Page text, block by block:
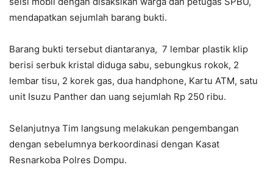
mendapatkan sejumlah barang bukti.
Barang bukti tersebut diantaranya, 7 lembar plastik klip
berisi serbuk kristal diduga sabu, sebungkus rokok, 2
lembar tisu, 2 korek gas, dua handphone, Kartu ATM, satu
unit Isuzu Panther dan uang sejumlah Rp 250 ribu.
Selanjutnya Tim langsung melakukan pengembangan
dengan sebelumnya berkoordinasi dengan Kasat
Resnarkoba Polres Dompu.